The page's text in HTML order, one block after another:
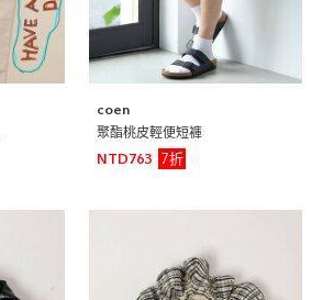
coen
聚酯桃皮輕便短褲
NTD763
7折